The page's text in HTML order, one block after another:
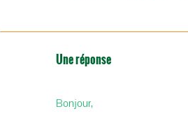
Une réponse
Bonjour,